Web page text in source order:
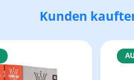
Kunden